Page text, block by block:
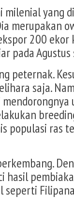
milenial yang
merupakan
200
pada Agustus
peternak.
saja.
populasi ras
hasil